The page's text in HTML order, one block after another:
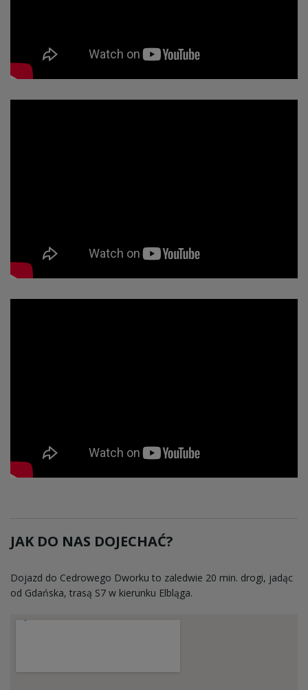
JAK DO NAS DOJECHAĆ?
Dojazd do Cedrowego Dworku to zaledwie 20 min. drogi, jadąc
od Gdańska, trasą S7 w kierunku Elbląga.